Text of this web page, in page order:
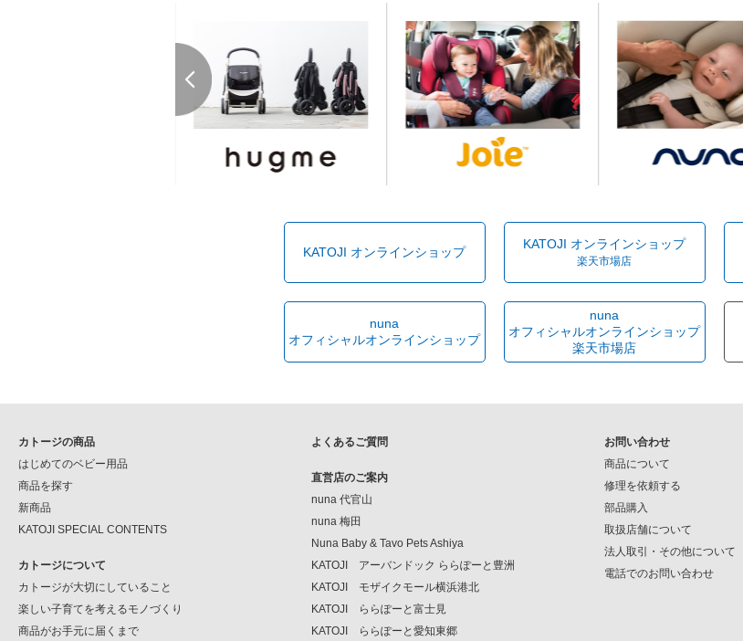
KATOJI オンラインショップ
KATOJI オンラインショップ
楽天市場店
nuna
オフィシャルオンラインショップ
nuna
オフィシャルオンラインショップ
楽天市場店
カトージの商品
はじめてのベビー用品
商品を探す
新商品
KATOJI SPECIAL CONTENTS
カトージについて
カトージが大切にしていること
楽しい子育てを考えるモノづくり
商品がお手元に届くまで
よくあるご質問
直営店のご案内
nuna 代官山
nuna 梅田
Nuna Baby & Tavo Pets Ashiya
KATOJI アーバンドック ららぽーと豊洲
KATOJI モザイクモール横浜港北
KATOJI ららぽーと富士見
KATOJI ららぽーと愛知東郷
お問い合わせ
商品について
修理を依頼する
部品購入
取扱店舗について
法人取引・その他について
電話でのお問い合わせ